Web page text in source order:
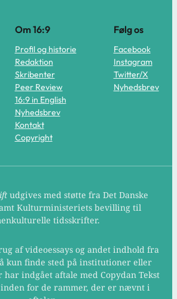
Om 16:9
Profil og historie
Redaktion
Skribenter
Peer Review
16:9 in English
Nyhedsbrev
Kontakt
Copyright
Følg os
Facebook
Instagram
Twitter/X
Nyhedsbrev
udgives med støtte fra Det Danske
Kulturministeriets bevilling til
tidsskrifter.
af videoessays og andet indhold fra
kun finde sted på institutioner eller
indgået aftale med Copydan Tekst
inden for de rammer, der er nævnt i